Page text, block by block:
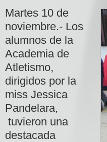
Martes 10 de
noviembre.- Los
alumnos de la
Academia de
Atletismo,
dirigidos por la
miss Jessica
Pandelara,
tuvieron una
destacada